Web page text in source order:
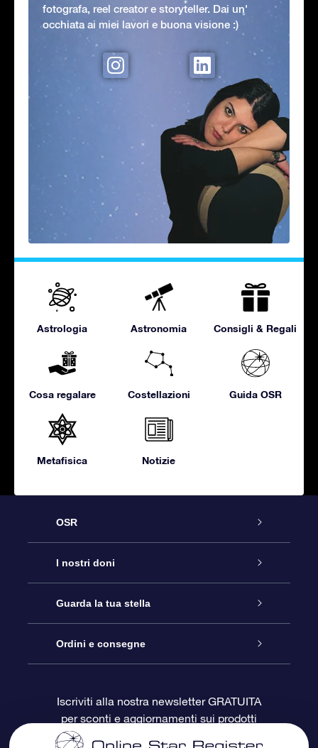
fotografa, reel creator e storyteller. Dai un'
occhiata ai miei lavori e buona visione :)
Astrologia Astronomia Consigli & Regali
Cosa regalare Costellazioni Guida OSR
Metafisica Notizie
OSR
Assistenza
Contattaci
Blog
OSR Recensioni
I nostri doni
Online Star Gift
Pacchetto regalo OSR
Gift Card OSR
Guarda la tua stella
Registro stellare
Star Page personalizzata
Ordini e consegne
Informazioni di Pagamento
Iscriviti alla nostra newsletter GRATUITA
per sconti e aggiornamenti sui prodotti